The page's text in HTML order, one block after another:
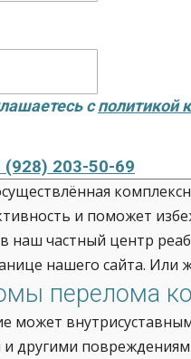
сполитикой
(928) 203-50-69
и поможет
наш частный центр
нашего сайта.
перелома
может
другими